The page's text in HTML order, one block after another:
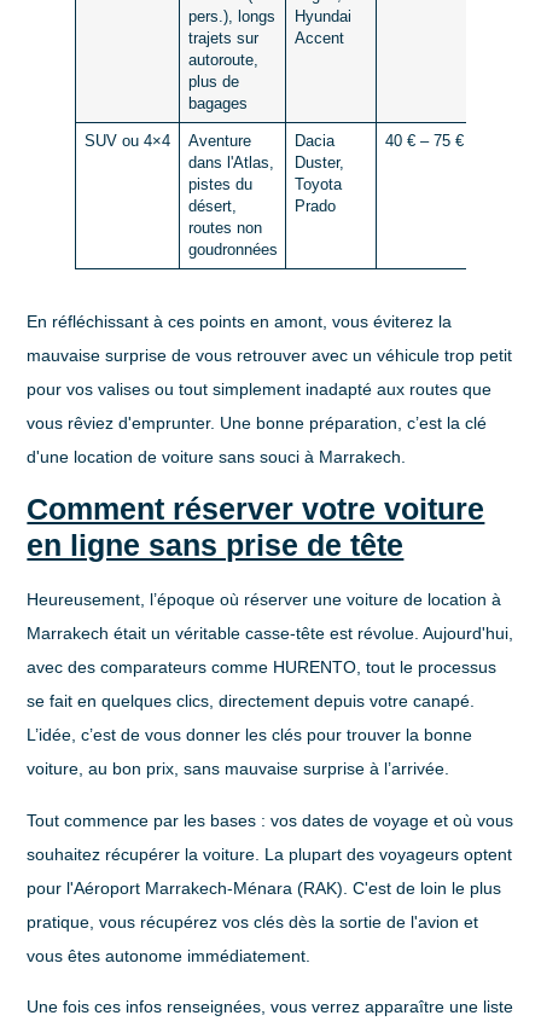
pers.), longs
trajets sur
autoroute,
plus de
bagages
Hyundai
Accent
SUV ou 4×4
Aventure
dans l'Atlas,
pistes du
désert,
routes non
goudronnées
Dacia
Duster,
Toyota
Prado
40 € – 75 €
En réfléchissant à ces points en amont, vous éviterez la
mauvaise surprise de vous retrouver avec un véhicule trop petit
pour vos valises ou tout simplement inadapté aux routes que
vous rêviez d'emprunter. Une bonne préparation, c’est la clé
d'une location de voiture sans souci à Marrakech.
Comment réserver votre voiture
en ligne sans prise de tête
Heureusement, l’époque où réserver une voiture de location à
Marrakech était un véritable casse-tête est révolue. Aujourd'hui,
avec des comparateurs comme HURENTO, tout le processus
se fait en quelques clics, directement depuis votre canapé.
L’idée, c’est de vous donner les clés pour trouver la bonne
voiture, au bon prix, sans mauvaise surprise à l’arrivée.
Tout commence par les bases : vos dates de voyage et où vous
souhaitez récupérer la voiture. La plupart des voyageurs optent
pour l'Aéroport Marrakech-Ménara (RAK) . C'est de loin le plus
pratique, vous récupérez vos clés dès la sortie de l'avion et
vous êtes autonome immédiatement.
Une fois ces infos renseignées, vous verrez apparaître une liste